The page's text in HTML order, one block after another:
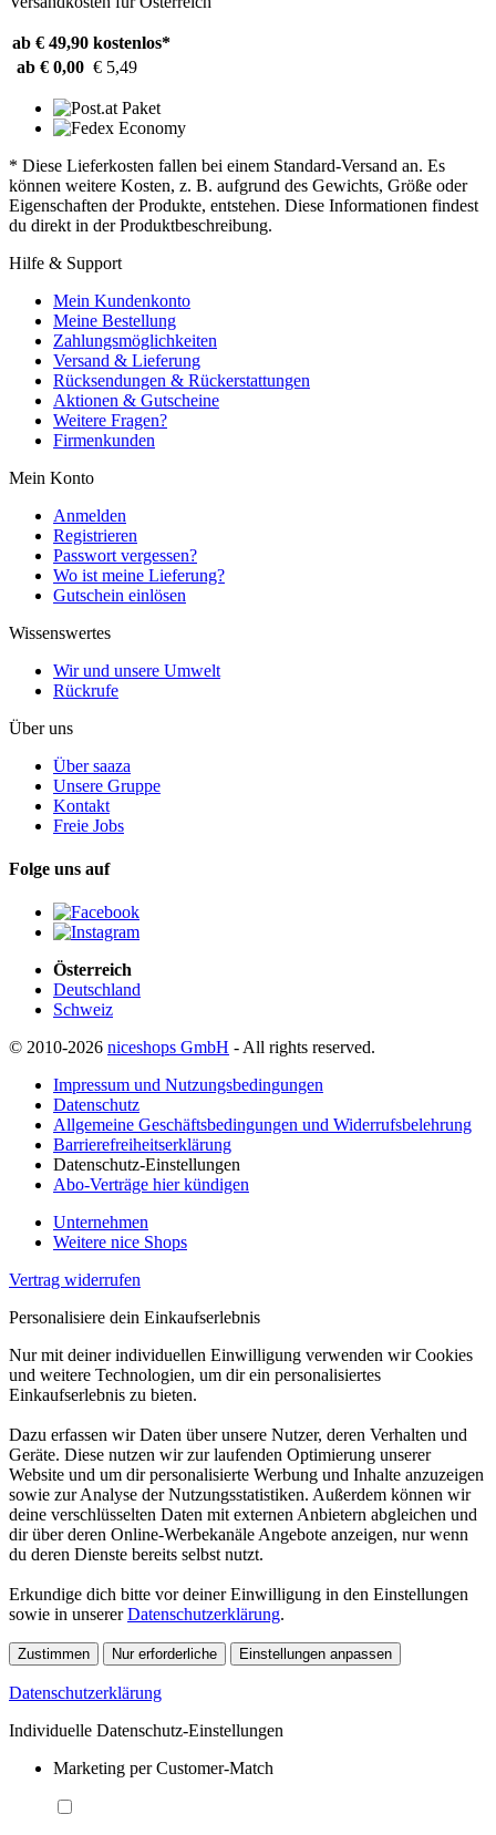
ab € 49,90 kostenlos*
ab € 0,00 € 5,49
* Diese Lieferkosten fallen bei einem Standard-Versand an. Es
können weitere Kosten, z. B. aufgrund des Gewichts, Größe oder
Eigenschaften der Produkte, entstehen. Diese Informationen findest
du direkt in der Produktbeschreibung.
Hilfe & Support
Mein Kundenkonto
Meine Bestellung
Zahlungsmöglichkeiten
Versand & Lieferung
Rücksendungen & Rückerstattungen
Aktionen & Gutscheine
Weitere Fragen?
Firmenkunden
Mein Konto
Anmelden
Registrieren
Passwort vergessen?
Wo ist meine Lieferung?
Gutschein einlösen
Wissenswertes
Wir und unsere Umwelt
Rückrufe
Über uns
Über saaza
Unsere Gruppe
Kontakt
Freie Jobs
Folge uns auf
Österreich
Deutschland
Schweiz
© 2010-2026 niceshops GmbH - All rights reserved.
Impressum und Nutzungsbedingungen
Datenschutz
Allgemeine Geschäftsbedingungen und Widerrufsbelehrung
Barrierefreiheitserklärung
Datenschutz-Einstellungen
Abo-Verträge hier kündigen
Unternehmen
Weitere nice Shops
Vertrag widerrufen
Personalisiere dein Einkaufserlebnis
Nur mit deiner individuellen Einwilligung verwenden wir Cookies
und weitere Technologien, um dir ein personalisiertes
Einkaufserlebnis zu bieten.
Dazu erfassen wir Daten über unsere Nutzer, deren Verhalten und
Geräte. Diese nutzen wir zur laufenden Optimierung unserer
Website und um dir personalisierte Werbung und Inhalte anzuzeigen
sowie zur Analyse der Nutzungsstatistiken. Außerdem können wir
deine verschlüsselten Daten mit externen Anbietern abgleichen und
dir über deren Online-Werbekanäle Angebote anzeigen, nur wenn
du deren Dienste bereits selbst nutzt.
Erkundige dich bitte vor deiner Einwilligung in den Einstellungen
sowie in unsererDatenschutzerklärung.
Zustimmen Nur erforderliche Einstellungen anpassen
Datenschutzerklärung
Individuelle Datenschutz-Einstellungen
Marketing per Customer-Match